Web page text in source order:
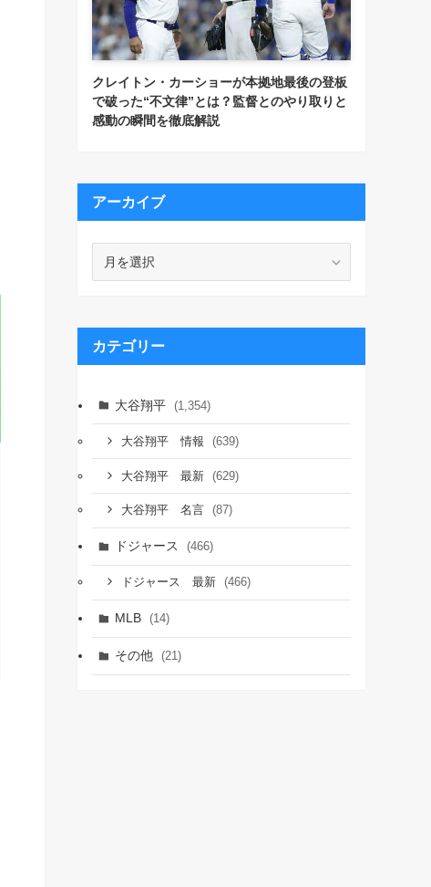
クレイトン・カーショーが本拠地最後の登板
で破った“不文律”とは？監督とのやり取りと
感動の瞬間を徹底解説
アーカイブ
ブ
カテゴリー
大谷翔平 (1,354)
大谷翔平 情報 (639)
大谷翔平 最新 (629)
大谷翔平 名言 (87)
ドジャース (466)
ドジャース 最新 (466)
MLB (14)
その他 (21)